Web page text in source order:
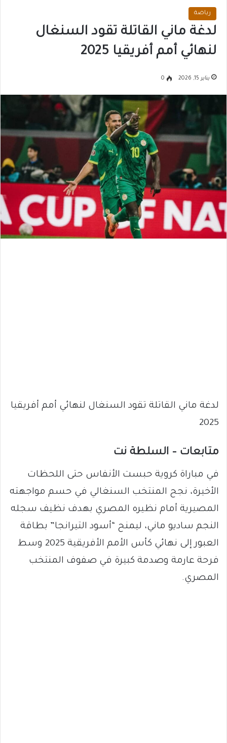
رياضة
لدغة ماني القاتلة تقود السنغال
لنهائي أمم أفريقيا 2025
يناير 15, 2026 0
لدغة ماني القاتلة تقود السنغال لنهائي أمم أفريقيا
2025
متابعات – السلطة نت
في مباراة كروية حبست الأنفاس حتى اللحظات
الأخيرة، نجح المنتخب السنغالي في حسم مواجهته
المصيرية أمام نظيره المصري بهدف نظيف سجله
النجم ساديو ماني، ليمنح “أسود التيرانجا” بطاقة
العبور إلى نهائي كأس الأمم الأفريقية 2025 وسط
فرحة عارمة وصدمة كبيرة في صفوف المنتخب
المصري.